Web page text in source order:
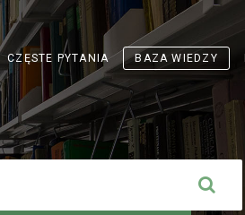
CZĘSTE PYTANIA BAZA WIEDZY